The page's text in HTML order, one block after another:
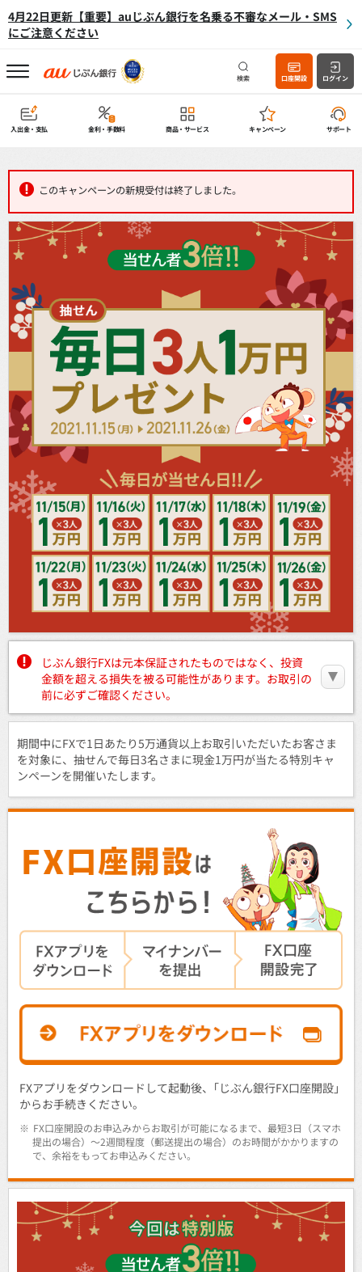
4月22日更新【重要】auじぶん銀行を名乗る不審なメール・SMS
にご注意ください
検索 口座開設 ログイン
入出金・支払 金利・手数料 商品・サービス キャンペーン サポート
このキャンペーンの新規受付は終了しました。
じぶん銀行FXは元本保証されたものではなく、投資
金額を超える損失を被る可能性があります。お取引の
前に必ずご確認ください。
期間中にFXで1日あたり5万通貨以上お取引いただいたお客さま
を対象に、抽せんで毎日3名さまに現金1万円が当たる特別キャ
ンペーンを開催いたします。
FXアプリをダウンロードして起動後、｢じぶん銀行FX口座開設｣
からお手続きください。
※ FX口座開設のお申込みからお取引が可能になるまで、最短3日（スマホ
提出の場合）～2週間程度（郵送提出の場合）のお時間がかかりますの
で、余裕をもってお申込みください。